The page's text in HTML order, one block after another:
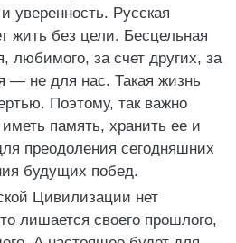
уверенность. Русская
жить без цели. Бесцельная
любимого, за счет других, за
— не для нас. Такая жизнь
Поэтому, так важно
память, хранить ее и
преодоления сегодняшних
будущих побед.
Цивилизации нет
лишается своего прошлого,